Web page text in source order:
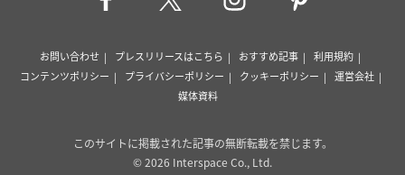
お問い合わせ プレスリリースはこちら おすすめ記事
利用規約
コンテンツポリシー
プライバシーポリシー クッキーポリシー
運営会社
媒体資料
このサイトに掲載された記事の無断転載を禁じます。
© 2026 Interspace Co., Ltd.